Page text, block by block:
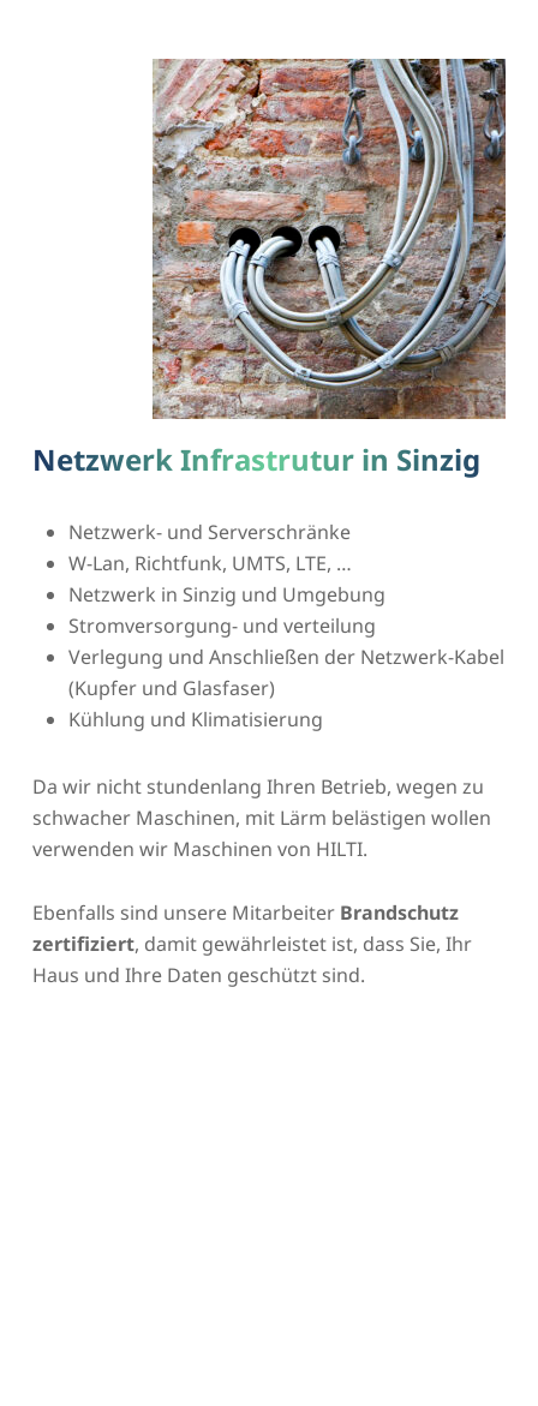
Netzwerk Infrastrutur in Sinzig
Netzwerk- und Serverschränke
W-Lan, Richtfunk, UMTS, LTE, …
Netzwerk in Sinzig und Umgebung
Stromversorgung- und verteilung
Verlegung und Anschließen der Netzwerk-Kabel
(Kupfer und Glasfaser)
Kühlung und Klimatisierung
Da wir nicht stundenlang Ihren Betrieb, wegen zu
schwacher Maschinen, mit Lärm belästigen wollen
verwenden wir Maschinen von HILTI.
Ebenfalls sind unsere Mitarbeiter Brandschutz
zertifiziert, damit gewährleistet ist, dass Sie, Ihr
Haus und Ihre Daten geschützt sind.